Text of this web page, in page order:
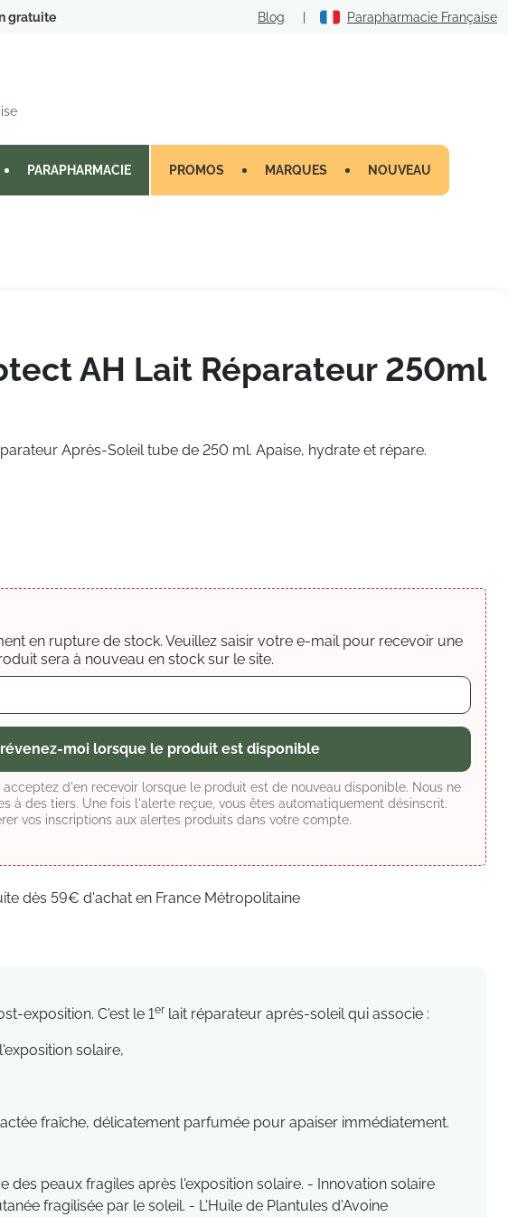
gratuite Blog | Parapharmacie Française
PARAPHARMACIE PROMOS MARQUES NOUVEAU
AH Lait Réparateur 250ml
Après-Soleil tube de 250 ml. Apaise, hydrate et répare.
en rupture de stock. Veuillez saisir votre e-mail pour recevoir une
sera à nouveau en stock sur le site.
moi lorsque le produit est disponible
acceptez d'en recevoir lorsque le produit est de nouveau disponible. Nous ne
à des tiers. Une fois l'alerte reçue, vous êtes automatiquement désinscrit.
vos inscriptions aux alertes produits dans votre compte.
dès 59€ d'achat en France Métropolitaine
exposition. C'est le 1er lait réparateur après-soleil qui associe :
solaire,
fraîche, délicatement parfumée pour apaiser immédiatement.
peaux fragiles après l'exposition solaire. - Innovation solaire
fragilisée par le soleil. - L'Huile de Plantules d'Avoine